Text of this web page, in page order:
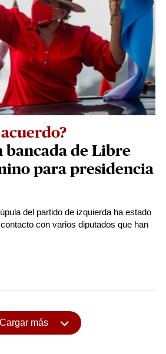
bancada de Libre
para presidencia
del partido de izquierda ha estado
con varios diputados que han
Cargar más